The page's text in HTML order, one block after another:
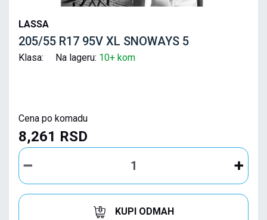
LASSA
205/55 R17 95V XL SNOWAYS 5
Klasa: Na lageru: 10+ kom
Cena po komadu
8,261 RSD
KUPI ODMAH